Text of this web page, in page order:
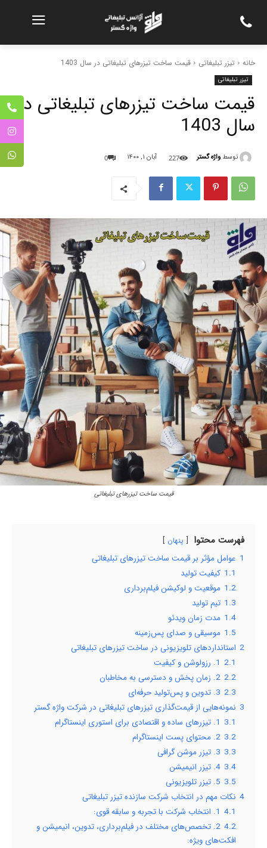
خانه تیزر تبلیغاتی قیمت ساخت تیزرهای تبلیغاتی در سال 1403
تیزر تبلیغاتی
قیمت ساخت تیزرهای تبلیغاتی در
سال 1403
توسط واژه گستر آبان ۱, ۱۴۰۰ 0 227
قیمت ساخت تیزرهای تبلیغاتی
فهرست محتوا پنهان
1 عوامل مؤثر بر قیمت ساخت تیزرهای تبلیغاتی
1.1 کیفیت تولید
1.2 موقعیت و لوکیشن فیلم‌برداری
1.3 تیم تولید
1.4 مدت زمان ویدئو
1.5 موسیقی و صدای پس‌زمینه
2 استانداردهای تلویزیونی در ساخت تیزرهای تبلیغاتی
2.1 1. رزولوشن و کیفیت
2.2 2. زمان پخش و دسترسی به مخاطبان
2.3 3. تدوین و پس‌تولید حرفه‌ای
3 نمونه‌هایی از قیمت‌گذاری تیزرهای تبلیغاتی در شرکت واژه گستر
3.1 1. تیزرهای ساده و اقتصادی برای استوری اینستاگرام
3.2 2. محتوای پست اینستاگرام
3.3 3. تیزر موشن گرافی
3.4 4. تیزر انیمیشن
3.5 5. تیزر تلویزیونی
4 نکات مهم در انتخاب شرکت سازنده تیزر تبلیغاتی
4.1 1. انتخاب شرکت با تجربه و سابقه قوی:
4.2
2. تخصص‌های مختلف در فیلم‌برداری، تدوین، انیمیشن و
افکت‌های ویژه: